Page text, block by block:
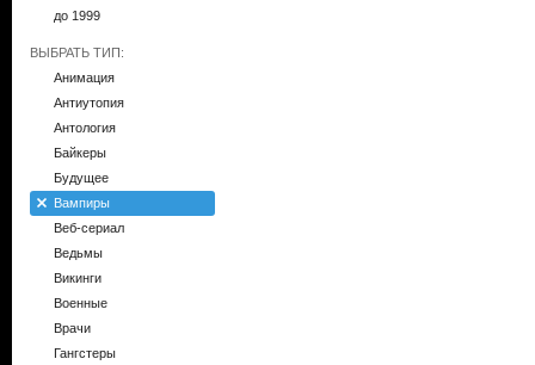
до 1999
ВЫБРАТЬ ТИП:
Анимация
Антиутопия
Антология
Байкеры
Будущее
Вампиры
Веб-сериал
Ведьмы
Викинги
Военные
Врачи
Гангстеры